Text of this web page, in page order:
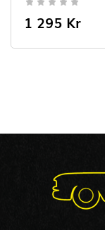
0.00
5
1 295 Kr